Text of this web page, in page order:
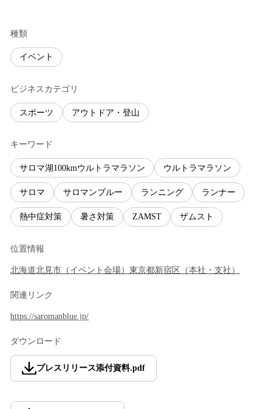
種類
イベント
ビジネスカテゴリ
スポーツ アウトドア・登山
キーワード
サロマ湖100kmウルトラマラソン ウルトラマラソン
サロマ サロマンブルー ランニング ランナー
熱中症対策 暑さ対策 ZAMST ザムスト
位置情報
北海道北見市 （ イベント会場） 東京都新宿区 （本社・支社 ）
関連リンク
https://saromanblue.jp/
ダウンロード
プレスリリース添付資料.pdf